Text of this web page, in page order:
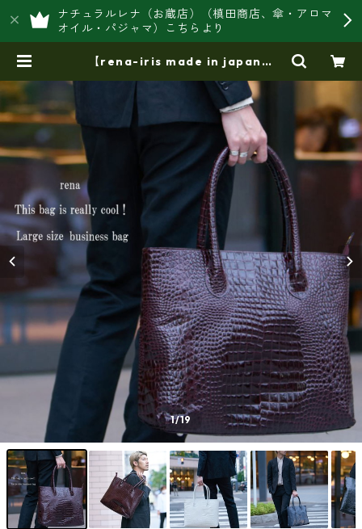
ナチュラルレナ（お蔵店）（槙田商店、傘・アロマ
オイル・パジャマ）こちらより
【rena-iris made in japan】
ラージサイズ・トートバッグ ir-66
9 | 豊岡製オリジナルバッグ製造販
売【日本製・バッグ財布 専門店】
レナ ジャパンメイド ショップ
1/19